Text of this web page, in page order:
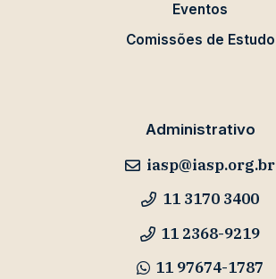
Eventos
Comissões de Estudo
Administrativo
iasp@iasp.org.br
11 3170 3400
11 2368-9219
11 97674-1787